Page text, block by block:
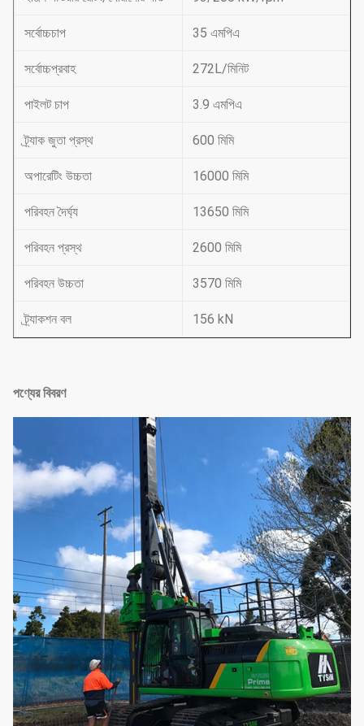
সর্বোচ্চচাপ 35 এমপিএ
সর্বোচ্চপ্রবাহ 272L/মিনিট
পাইলট চাপ 3.9 এমপিএ
ট্র্যাক জুতা প্রস্থ 600 মিমি
অপারেটিং উচ্চতা 16000 মিমি
পরিবহন দৈর্ঘ্য 13650 মিমি
পরিবহন প্রস্থ 2600 মিমি
পরিবহন উচ্চতা 3570 মিমি
ট্র্যাকশন বল 156 kN
পণ্যের বিবরণ